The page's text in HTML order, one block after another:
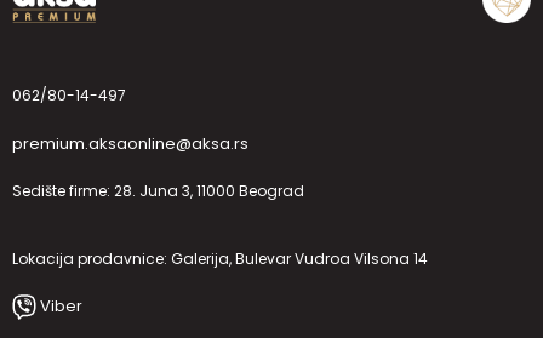
062/80-14-497
premium.aksaonline@aksa.rs
Sedište firme: 28. Juna 3, 11000 Beograd
Lokacija prodavnice: Galerija, Bulevar Vudroa Vilsona 14
Viber